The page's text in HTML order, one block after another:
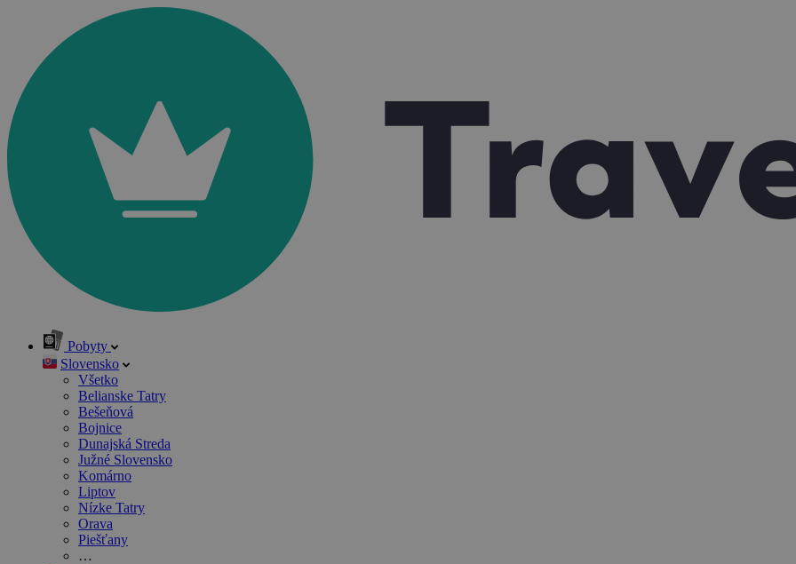
Pobyty
Slovensko
Všetko
Belianske Tatry
Bešeňová
Bojnice
Dunajská Streda
Južné Slovensko
Komárno
Liptov
Nízke Tatry
Orava
Piešťany
…